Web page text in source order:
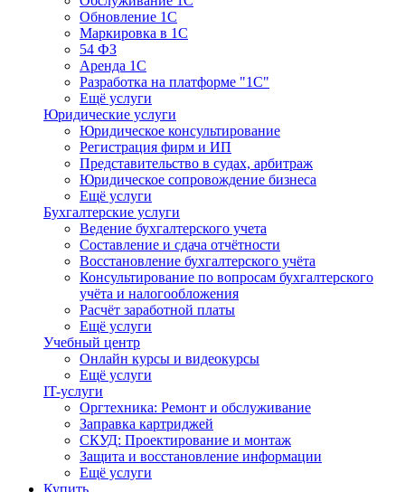
Обновление 1С
Маркировка в 1С
54 ФЗ
Аренда 1С
Разработка на платформе "1С"
Ещё услуги
Юридические услуги
Юридическое консультирование
Регистрация фирм и ИП
Представительство в судах, арбитраж
Юридическое сопровождение бизнеса
Ещё услуги
Бухгалтерские услуги
Ведение бухгалтерского учета
Составление и сдача отчётности
Восстановление бухгалтерского учёта
Консультирование по вопросам бухгалтерского
учёта и налогообложения
Расчёт заработной платы
Ещё услуги
Учебный центр
Онлайн курсы и видеокурсы
Ещё услуги
IT-услуги
Оргтехника: Ремонт и обслуживание
Заправка картриджей
СКУД: Проектирование и монтаж
Защита и восстановление информации
Ещё услуги
Купить